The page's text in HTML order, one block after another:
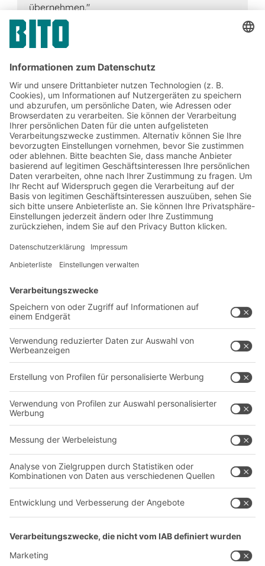
übernehmen."
Geschäftsführer BITO-Lagertechnik
Jetzt beim BITO Newsletter
anmelden:
Lager- & Logistiknews
Exklusive Rabatte
Neuheiten
Newsletter abonnieren
Lösungen
Intralogistiklösungen
Behältersysteme
Regalsysteme
Transportsysteme
Dienstleistungen
Kontaktformular
Unternehmen
Über uns
Produktionsstandorte
Karriere
Follow us
YOUR LIFE.